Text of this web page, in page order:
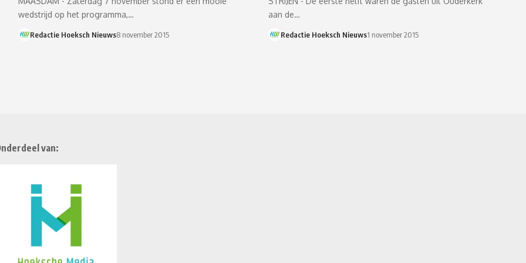
wedstrijd op het programma,…
Redactie Hoeksch Nieuws8 november 2015
aan de…
Redactie Hoeksch Nieuws1 november 2015
van: